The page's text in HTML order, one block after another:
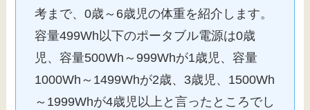
考まで、0歳～6歳児の体重を紹介します。
容量499Wh以下のポータブル電源は0歳
児、容量500Wh～999Whが1歳児、容量
1000Wh～1499Whが2歳、3歳児、1500Wh
～1999Whが4歳児以上と言ったところでし